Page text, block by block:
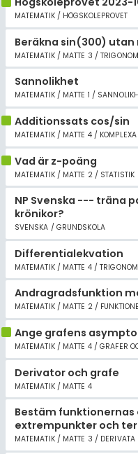
MATEMATIK / HÖGSKOLEPROVET
Beräkna sin(300)
MATEMATIK / MATTE 3 /
Sannolikhet
MATEMATIK / MATTE 1 /
Additionssats cos/sin
MATEMATIK / MATTE 4 / KOMPLEXA
Vad är z-poäng
MATEMATIK / MATTE 2 / STATISTIK
NP Svenska --- träna
krönikor?
SVENSKA / GRUNDSKOLA
Differentialekvation
MATEMATIK / MATTE 4 /
Andragradsfunktion
MATEMATIK / MATTE 2 /
Ange grafens
MATEMATIK / MATTE 4 / GRAFER
Derivator och grafe
MATEMATIK / MATTE 4
Bestäm
extrempunkter och
MATEMATIK / MATTE 3 / DERIVATA